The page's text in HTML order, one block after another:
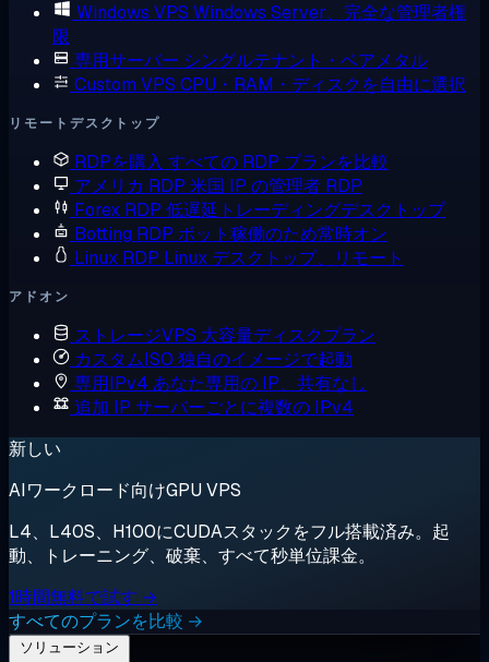
Windows VPS Windows Server、完全な管理者権
限
専用サーバー シングルテナント・ベアメタル
Custom VPS CPU・RAM・ディスクを自由に選択
リモートデスクトップ
RDPを購入 すべての RDP プランを比較
アメリカ RDP 米国 IP の管理者 RDP
Forex RDP 低遅延トレーディングデスクトップ
Botting RDP ボット稼働のため常時オン
Linux RDP Linux デスクトップ、リモート
アドオン
ストレージVPS 大容量ディスクプラン
カスタムISO 独自のイメージで起動
専用IPv4 あなた専用の IP、共有なし
追加 IP サーバーごとに複数の IPv4
新しい
AIワークロード向けGPU VPS
L4、L40S、H100にCUDAスタックをフル搭載済み。起
動、トレーニング、破棄、すべて秒単位課金。
1時間無料で試す →
すべてのプランを比較 →